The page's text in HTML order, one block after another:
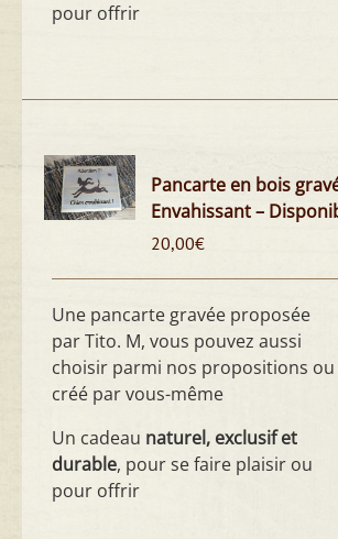
pour offrir
Pancarte en bois
Envahissant –
20,00€
Une pancarte gravée proposée
par Tito. M, vous pouvez aussi
choisir parmi nos propositions ou
créé par vous-même
Un cadeau naturel, exclusif et
durable, pour se faire plaisir ou
pour offrir